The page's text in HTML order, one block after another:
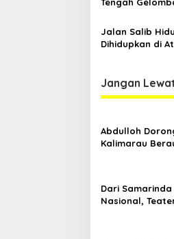
Jalan Salib
Dihidupkan di
Jangan
Abdulloh
Kalimarau
Dari
Nasional,